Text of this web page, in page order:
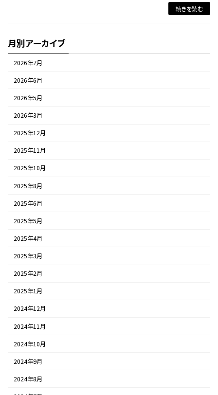
続きを読む
月別アーカイブ
2026年7月
2026年6月
2026年5月
2026年3月
2025年12月
2025年11月
2025年10月
2025年8月
2025年6月
2025年5月
2025年4月
2025年3月
2025年2月
2025年1月
2024年12月
2024年11月
2024年10月
2024年9月
2024年8月